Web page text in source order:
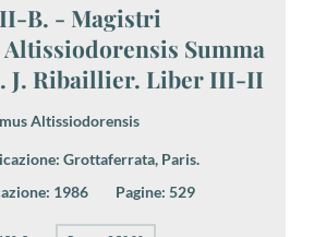
B. - Magistri
Summa
J. Ribaillier. Liber III-II
Altissiodorensis
Grottaferrata, Paris.
1986 Pagine: 529